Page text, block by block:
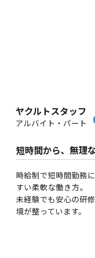
ヤクルトスタッフ
アルバイト・パート
短時間から、無理
時給制で短時間勤務
すい柔軟な働き方。
未経験でも安心の研
境が整っています。